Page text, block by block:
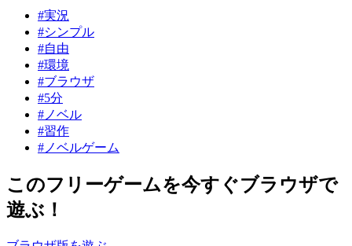
#実況
#シンプル
#自由
#環境
#ブラウザ
#5分
#ノベル
#習作
#ノベルゲーム
このフリーゲームを今すぐブラウザで
遊ぶ！